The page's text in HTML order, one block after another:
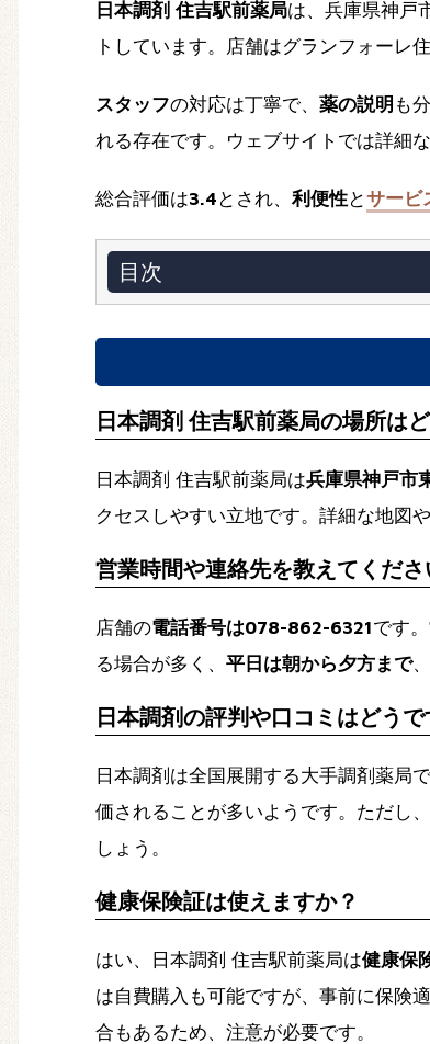
日本調剤 住吉駅前薬局は、兵庫県神戸
トしています。店舗はグランフォーレ
スタッフの対応は丁寧で、 薬の説明 も
れる存在です。ウェブサイトでは詳細
総合評価は3.4 とされ、 利便性とサービ
目次
日本調剤 住吉駅前薬局の場所は
日本調剤 住吉駅前薬局は兵庫県神戸市
クセスしやすい立地です。詳細な地図
営業時間や連絡先を教えてくださ
店舗の電話番号は078-862-6321です
る場合が多く、 平日は朝から夕方まで、
日本調剤の評判や口コミはどうで
日本調剤は全国展開する大手調剤薬局で
価されることが多いようです。ただし
しょう。
健康保険証は使えますか？
はい、日本調剤 住吉駅前薬局は健康保
は自費購入も可能ですが、事前に保険
合もあるため、注意が必要です。